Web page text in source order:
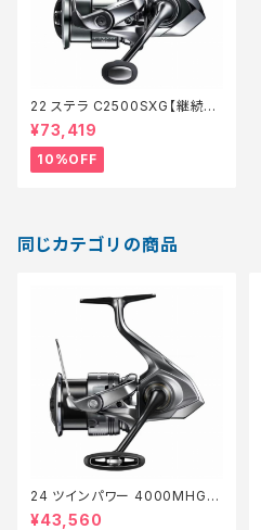
22 ステラ C2500SXG【継続セ
ール_リール】【10】
¥73,419
10%OFF
同じカテゴリの商品
24 ツインパワー 4000MHG
【継続セール_リール】【10】
¥43,560